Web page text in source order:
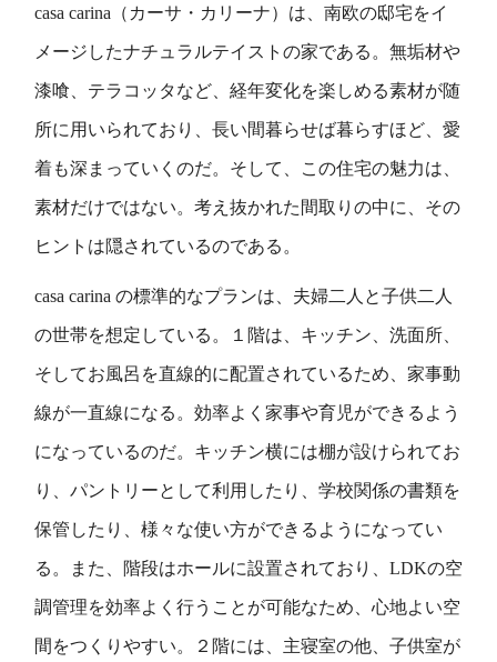
casa carina（カーサ・カリーナ）は、南欧の邸宅をイ
メージしたナチュラルテイストの家である。無垢材や
漆喰、テラコッタなど、経年変化を楽しめる素材が随
所に用いられており、長い間暮らせば暮らすほど、愛
着も深まっていくのだ。そして、この住宅の魅力は、
素材だけではない。考え抜かれた間取りの中に、その
ヒントは隠されているのである。
casa carina の標準的なプランは、夫婦二人と子供二人
の世帯を想定している。１階は、キッチン、洗面所、
そしてお風呂を直線的に配置されているため、家事動
線が一直線になる。効率よく家事や育児ができるよう
になっているのだ。キッチン横には棚が設けられてお
り、パントリーとして利用したり、学校関係の書類を
保管したり、様々な使い方ができるようになってい
る。また、階段はホールに設置されており、LDKの空
調管理を効率よく行うことが可能なため、心地よい空
間をつくりやすい。２階には、主寝室の他、子供室が